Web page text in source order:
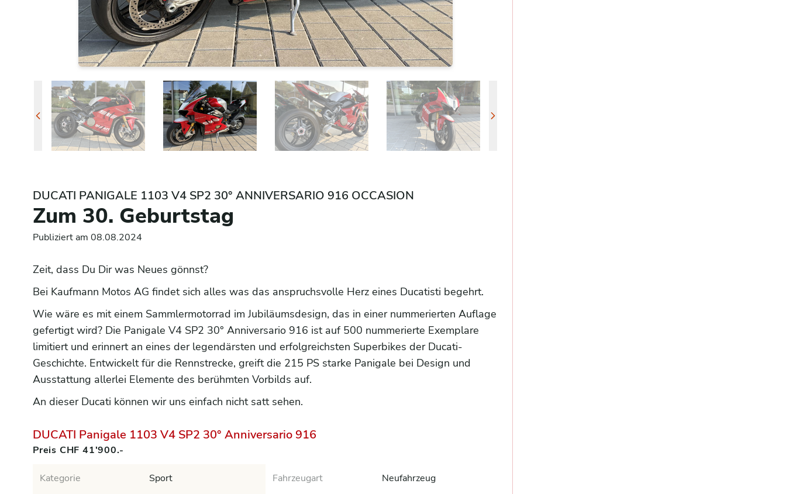
DUCATI PANIGALE 1103 V4 SP2 30° ANNIVERSARIO 916 OCCASION
Zum 30. Geburtstag
Publiziert am 08.08.2024
Zeit, dass Du Dir was Neues gönnst?
Bei Kaufmann Motos AG findet sich alles was das anspruchsvolle Herz eines Ducatisti begehrt.
Wie wäre es mit einem Sammlermotorrad im Jubiläumsdesign, das in einer nummerierten Auflage
gefertigt wird? Die Panigale V4 SP2 30° Anniversario 916 ist auf 500 nummerierte Exemplare
limitiert und erinnert an eines der legendärsten und erfolgreichsten Superbikes der Ducati-
Geschichte. Entwickelt für die Rennstrecke, greift die 215 PS starke Panigale bei Design und
Ausstattung allerlei Elemente des berühmten Vorbilds auf.
An dieser Ducati können wir uns einfach nicht satt sehen.
DUCATI Panigale 1103 V4 SP2 30° Anniversario 916
Preis CHF 41'900.-
Kategorie Sport Fahrzeugart Neufahrzeug